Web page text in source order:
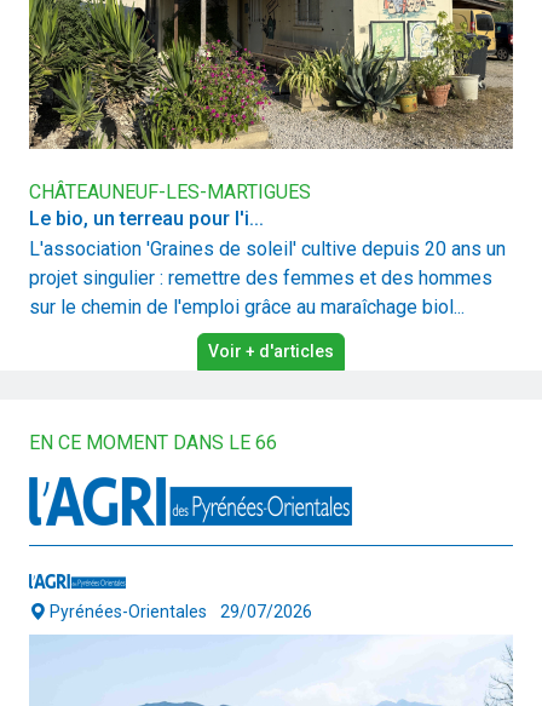
CHÂTEAUNEUF-LES-MARTIGUES
Le bio, un terreau pour l'i...
L'association 'Graines de soleil' cultive depuis 20 ans un
projet singulier : remettre des femmes et des hommes
sur le chemin de l'emploi grâce au maraîchage biol...
Voir + d'articles
EN CE MOMENT DANS LE 66
Pyrénées-Orientales 29/07/2026